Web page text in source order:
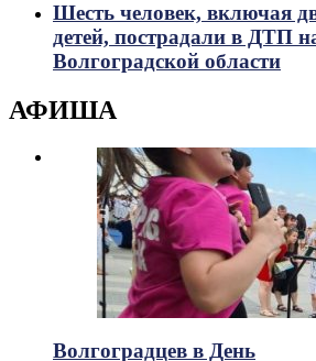
Шесть человек, включая
детей, пострадали в ДТП
Волгоградской области
АФИША
Волгоградцев в День